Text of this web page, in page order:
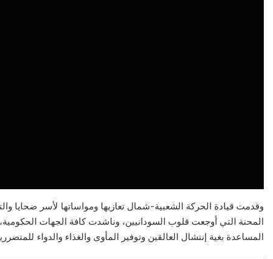
وقدمت قيادة الحركة الشعبية-شمال تعازيها ومواساتها لأسر ضحايا
المحنة التي أوجعت قلوب السودانيين، وناشدت كافة الجهات الحكومية،
المساعدة بغية إنتشال العالقين وتوفير المأوى والغذاء والدواء